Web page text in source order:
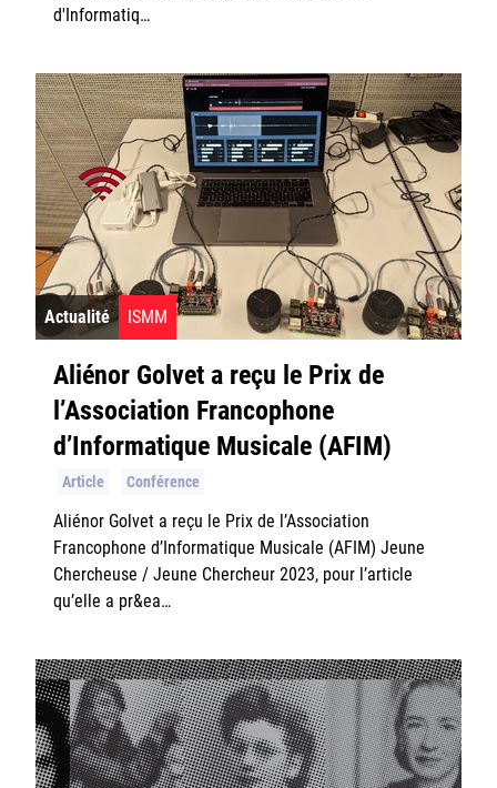
d'Informatiq…
Actualité ISMM
Aliénor Golvet a reçu le Prix de
l’Association Francophone
d’Informatique Musicale (AFIM)
Article Conférence
Aliénor Golvet a reçu le Prix de l’Association
Francophone d’Informatique Musicale (AFIM) Jeune
Chercheuse / Jeune Chercheur 2023, pour l’article
qu’elle a pr&ea…